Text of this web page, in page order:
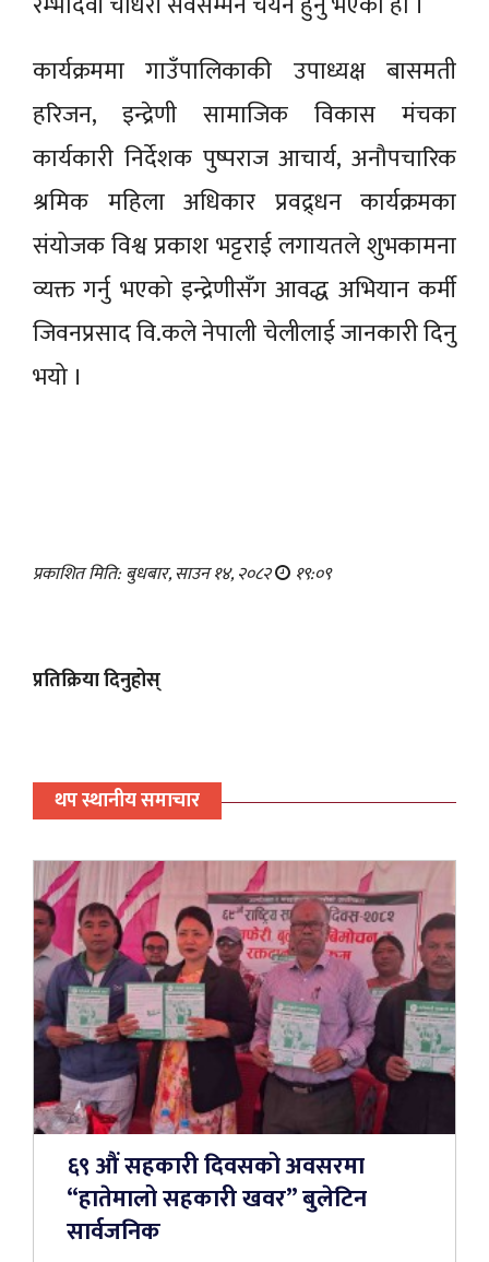
कार्यक्रममा गाउँपालिकाकी उपाध्यक्ष बासमती
हरिजन, इन्द्रेणी सामाजिक विकास मंचका
कार्यकारी निर्देशक पुष्पराज आचार्य, अनौपचारिक
श्रमिक महिला अधिकार प्रवद्र्धन कार्यक्रमका
संयोजक विश्व प्रकाश भट्टराई लगायतले शुभकामना
व्यक्त गर्नु भएको इन्द्रेणीसँग आवद्ध अभियान कर्मी
जिवनप्रसाद वि.कले नेपाली चेलीलाई जानकारी दिनु
भयो ।
प्रकाशित मिति: बुधबार, साउन १४, २०८२ १९:०९
प्रतिक्रिया दिनुहोस्
थप स्थानीय समाचार
६९ औं सहकारी दिवसको अवसरमा
“हातेमालो सहकारी खवर” बुलेटिन
सार्वजनिक